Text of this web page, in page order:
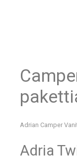
Adrian Camper
Adria